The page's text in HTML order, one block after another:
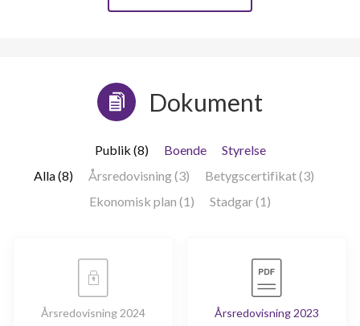
Dokument
Publik (8) Boende
Styrelse
Alla (8)
Årsredovisning (3)
Betygscertifikat (3)
Ekonomisk plan (1)
Stadgar (1)
Årsredovisning 2024 Årsredovisning 2023